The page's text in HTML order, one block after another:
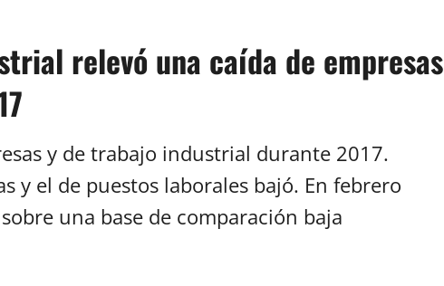
relevó una caída de empresas
y de trabajo industrial durante 2017.
y el de puestos laborales bajó. En febrero
una base de comparación baja